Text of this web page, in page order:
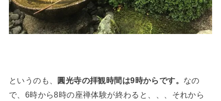
というのも、 圓光寺の拝観時間は9時からです。 なの
で、6時から8時の座禅体験が終わると、、、それから